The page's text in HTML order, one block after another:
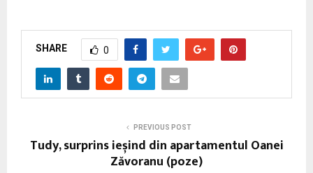
SHARE 0
PREVIOUS POST
Tudy, surprins ieșind din apartamentul Oanei
Zăvoranu (poze)